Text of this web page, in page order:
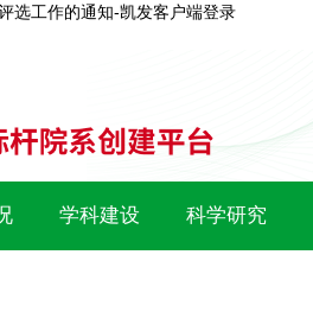
选工作的通知-凯发客户端登录
学科建设 科学研究